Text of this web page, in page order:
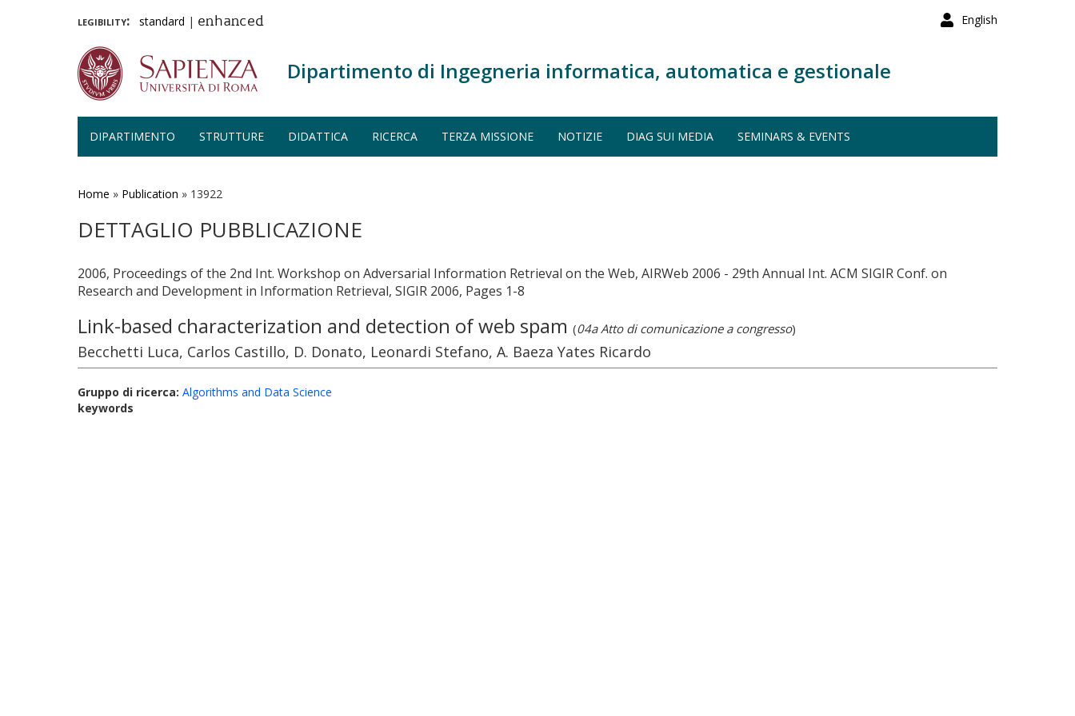
English
legibility: standard | enhanced
Dipartimento di Ingegneria informatica, automatica e gestionale
DIPARTIMENTO STRUTTURE DIDATTICA RICERCA TERZA MISSIONE NOTIZIE DIAG SUI MEDIA SEMINARS & EVENTS
Home » Publication » 13922
DETTAGLIO PUBBLICAZIONE
2006, Proceedings of the 2nd Int. Workshop on Adversarial Information Retrieval on the Web, AIRWeb 2006 - 29th Annual Int. ACM SIGIR Conf. on
Research and Development in Information Retrieval, SIGIR 2006, Pages 1-8
Link-based characterization and detection of web spam (04a Atto di comunicazione a congresso)
Becchetti Luca, Carlos Castillo, D. Donato, Leonardi Stefano, A. Baeza Yates Ricardo
Gruppo di ricerca: Algorithms and Data Science
keywords